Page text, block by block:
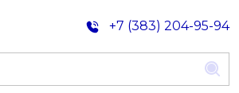
+7 (383) 204-95-94